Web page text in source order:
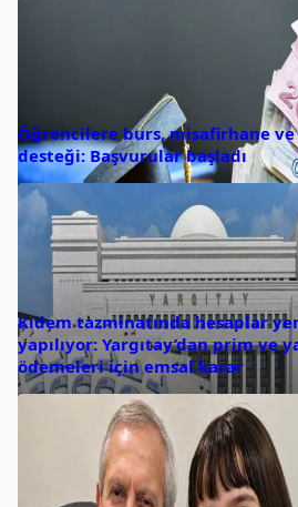
Öğrencilere burs, misafirhane ve
desteği: Başvurular başladı
Kıdem tazminatında hesaplar
yapılıyor: Yargıtay’dan prim ve
ödemeleri için emsal karar